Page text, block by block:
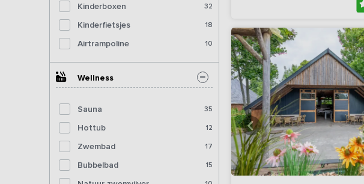
Kinderboxen 32
Kinderfietsjes 18
Airtrampoline 10
Wellness
Sauna 35
Hottub 12
Zwembad 17
Bubbelbad 15